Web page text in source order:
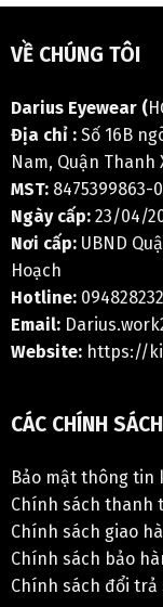
VỀ CHÚNG TÔI
Darius Eyewear (
Địa chỉ :Số 16B
Nam, Quận Thanh
MST:8475399863-
Ngày cấp:23/04/
Nơi cấp:UBND
Hoạch
Hotline:
Email:
Website:https://
CÁC CHÍNH SÁCH
Bảo mật thông tin
Chính sách thanh
Chính sách giao
Chính sách bảo
Chính sách đổi trả